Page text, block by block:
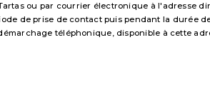
ou par courrier électronique à l'adresse
de prise de contact puis pendant la durée
téléphonique, disponible à cette